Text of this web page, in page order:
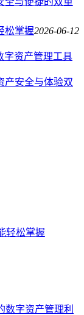
松掌握2026-06-12
字资产管理工具
产安全与体验双
轻松掌握
数字资产管理利